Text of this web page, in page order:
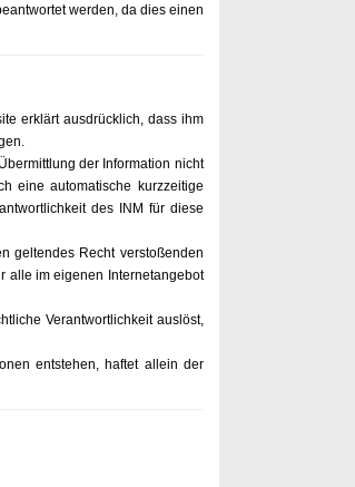
werden, da dies einen
erklärt ausdrücklich, dass ihm
der Information nicht
eine automatische kurzzeitige
des INM für diese
geltendes Recht verstoßenden
alle im eigenen Internetangebot
Verantwortlichkeit auslöst,
entstehen, haftet allein der